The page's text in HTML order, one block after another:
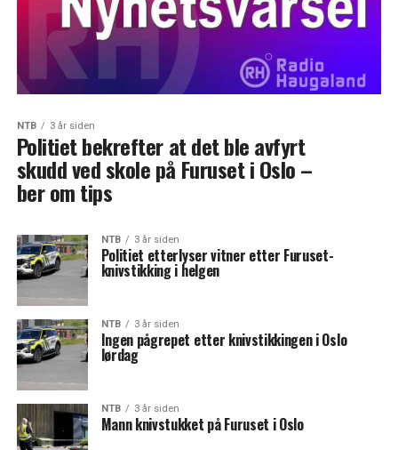
NTB 3 år siden
Politiet bekrefter at det ble avfyrt
skudd ved skole på Furuset i Oslo –
ber om tips
NTB 3 år siden
Politiet etterlyser vitner etter Furuset-
knivstikking i helgen
NTB 3 år siden
Ingen pågrepet etter knivstikkingen i Oslo
lørdag
NTB 3 år siden
Mann knivstukket på Furuset i Oslo